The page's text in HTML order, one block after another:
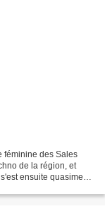
féminine des Sales
de la région, et
ensuite quasiment